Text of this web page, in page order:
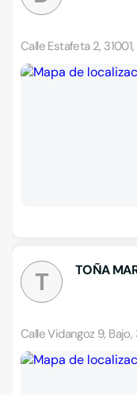
Calle Estafeta 2,
T TOÑA
Calle Vidangoz 9,